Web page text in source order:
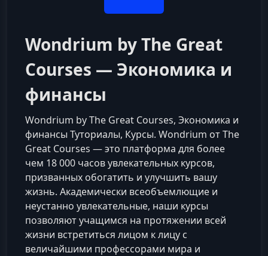
Wondrium by The Great
Courses — Экономика и
финансы
Wondrium by The Great Courses, Экономика и
финансы Туториалы, Курсы. Wondrium от The
Great Courses — это платформа для более
чем 18 000 часов увлекательных курсов,
призванных обогатить и улучшить вашу
жизнь. Академически всеобъемлющие и
неустанно увлекательные, наши курсы
позволяют учащимся на протяжении всей
жизни встретиться лицом к лицу с
величайшими профессорами мира и